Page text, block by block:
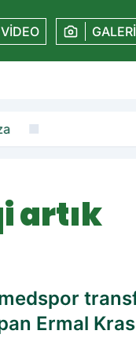
VİDEO GALERİ
artık
Ermal